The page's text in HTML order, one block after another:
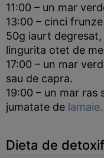
11:00 – un mar
13:00 – cinci
50g iaurt degresat,
lingurita otet de
17:00 – un mar
sau de capra.
19:00 – un mar ras
jumatate de lamaie.
Dieta de